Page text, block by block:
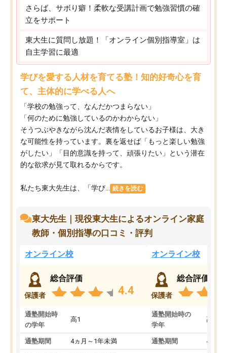
さらば、サボり癖！柔軟な受講計画で勉強習慣の確
立をサポート
東大生に質問し放題！「オンライン個別指導室」は
自主学習に最適
学びを愛する人材を育てる塾！知的好奇心を育
て、主体的に学べる人へ
「学校の勉強って、なんだかつまらない」
「何のために勉強しているのかわからない」
そうつぶやきながら沈んだ表情をしているお子様は、大き
な可能性を持っています。裏を返せば「もっと楽しい勉強
がしたい」「目的意識を持って、頑張りたい」という潜在
的な欲求が見て取れるからです。
私たち東大先生は、「学び... 続きを読む
東大先生｜現役東大生によるオンライン家庭
教師・個別指導の口コミ・評判
オンライン校
保護者
総合評価
4.4
通塾開始時
の学年
高1
通塾期間 4ヵ月～1年未満
オンライン校
保護者
総合評価
通塾開始時の
学年
高3
通塾期間 4ヵ月